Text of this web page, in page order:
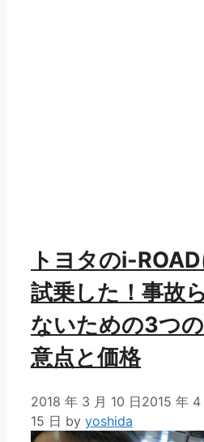
トヨタのi-
試乗した！事故ら
ないための3つ
意点と価格
2018 年 3 月 10 日2015 年 4
15 日 by yoshida